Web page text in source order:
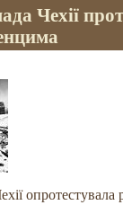
Чехії